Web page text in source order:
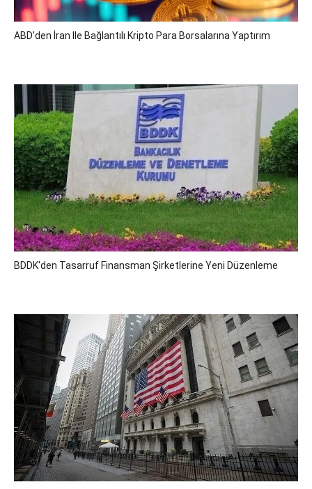
ABD'den İran Ile Bağlantılı Kripto Para Borsalarına Yaptırım
BDDK'den Tasarruf Finansman Şirketlerine Yeni Düzenleme